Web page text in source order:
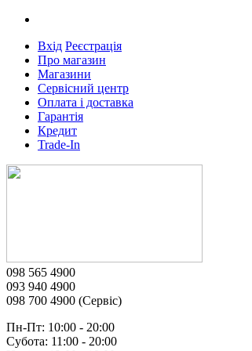
Вхід Реєстрація
Про магазин
Магазини
Сервісний центр
Оплата і доставка
Гарантія
Кредит
Trade-In
098 565 4900
093 940 4900
098 700 4900 (Сервіс)
Пн-Пт: 10:00 - 20:00
Субота: 11:00 - 20:00